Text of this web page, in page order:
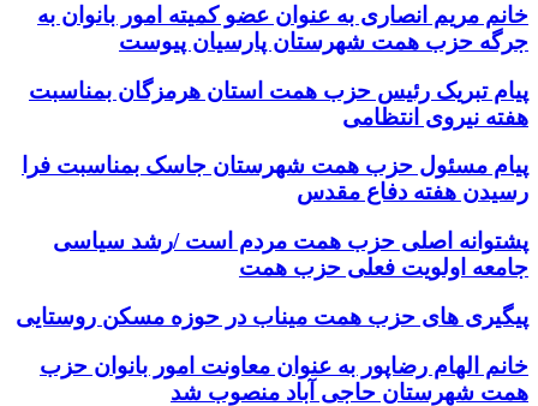
خانم مریم انصاری به عنوان عضو کمیته امور بانوان به
جرگه حزب همت شهرستان پارسیان پیوست
پیام تبریک رئیس حزب همت استان هرمزگان بمناسبت
هفته نیروی انتظامی
پیام مسئول حزب همت شهرستان جاسک بمناسبت فرا
رسیدن هفته دفاع مقدس
پشتوانه اصلی حزب همت مردم است /رشد سیاسی
جامعه اولویت فعلی حزب همت
پیگیری های حزب همت میناب در حوزه مسکن روستایی
خانم الهام رضاپور به عنوان معاونت امور بانوان حزب
همت شهرستان حاجی آباد منصوب شد